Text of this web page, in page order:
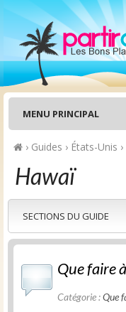
MENU PRINCIPAL
› Guides › États-Unis ›
Hawaï
SECTIONS DU GUIDE
Que faire
Catégorie :Que